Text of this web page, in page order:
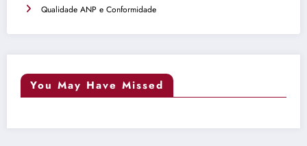
Qualidade ANP e Conformidade
You May Have Missed